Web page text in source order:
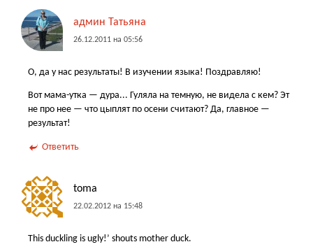
админ Татьяна
26.12.2011 на 05:56
О, да у нас результаты! В изучении языка! Поздравляю!
Вот мама-утка — дура... Гуляла на темную, не видела с кем? Эт
не про нее — что цыплят по осени считают? Да, главное —
результат!
Ответить
toma
22.02.2012 на 15:48
This duckling is ugly!’ shouts mother duck.